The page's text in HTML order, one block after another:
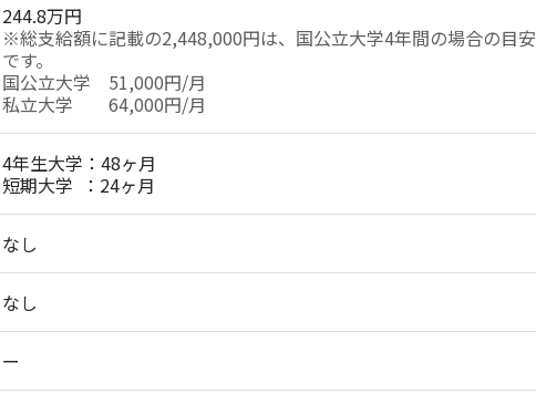
244.8万円
※総支給額に記載の2,448,000円は、国公立大学4年間の場合の目安
です。
国公立大学　51,000円/月
私立大学　　64,000円/月
4年生大学：48ヶ月
短期大学  ：24ヶ月
なし
なし
ー